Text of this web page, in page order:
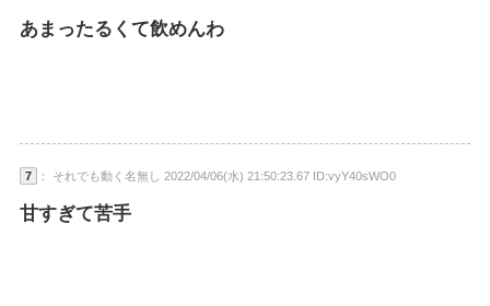
あまったるくて飲めんわ
7 ： それでも動く名無し 2022/04/06(水) 21:50:23.67 ID:vyY40sWO0
甘すぎて苦手